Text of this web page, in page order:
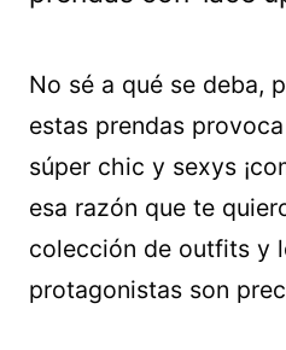
No sé a qué se deba,
estas prendas
súper chic y sexys
esa razón que te
colección de outfits y
protagonistas son